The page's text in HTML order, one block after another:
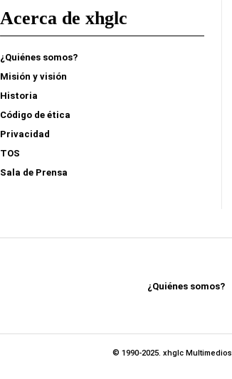
Acerca de xhglc
¿Quiénes somos?
Misión y visión
Historia
Código de ética
Privacidad
TOS
Sala de Prensa
¿Quiénes somos?
© 1990-2025. xhglc